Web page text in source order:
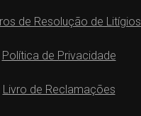
de Resolução de Litígios
Política de Privacidade
Livro de Reclamações